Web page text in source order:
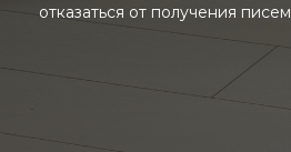
отказаться от получения